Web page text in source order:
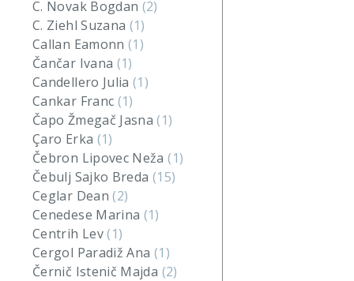
C. Novak Bogdan (2)
C. Ziehl Suzana (1)
Callan Eamonn(1)
Čančar Ivana (1)
Candellero Julia(1)
Cankar Franc (1)
Čapo Žmegač Jasna(1)
Çaro Erka (1)
Čebron Lipovec Neža(1)
Čebulj Sajko Breda (15)
Ceglar Dean(2)
Cenedese Marina (1)
Centrih Lev(1)
Cergol Paradiž Ana (1)
Černič Istenič Majda (2)